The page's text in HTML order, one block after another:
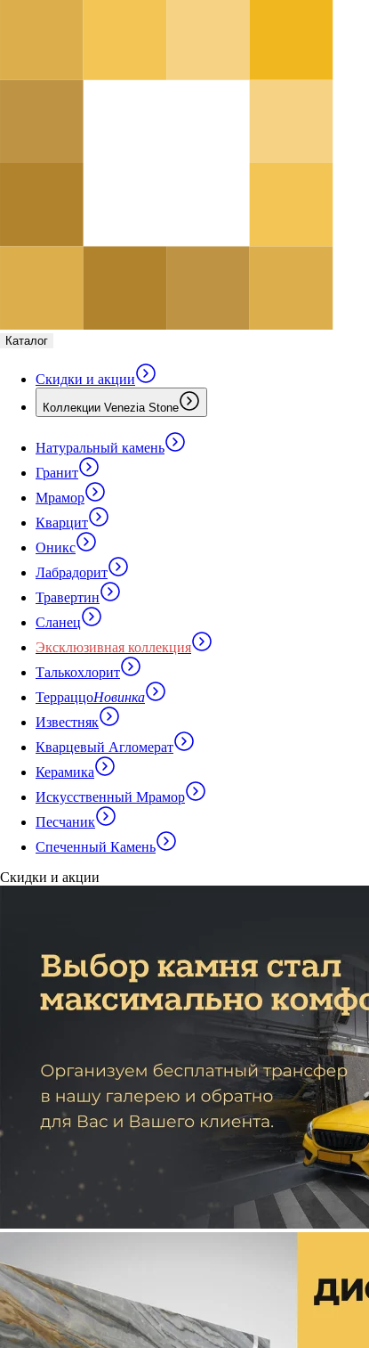
Каталог
Скидки и акции
Коллекции Venezia Stone
Натуральный камень
Гранит
Мрамор
Кварцит
Оникс
Лабрадорит
Травертин
Сланец
Эксклюзивная коллекция
Талькохлорит
ТерраццоНовинка
Известняк
Кварцевый Агломерат
Керамика
Искусственный Мрамор
Песчаник
Спеченный Камень
Скидки и акции